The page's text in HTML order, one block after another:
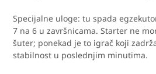
Specijalne uloge: tu spada
7 na 6 u završnicama. Starter ne
šuter; ponekad je to igrač koji
stabilnost u poslednjim minutima.